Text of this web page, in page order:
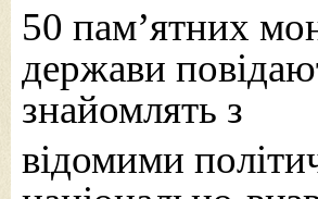
50 пам’ятних
держави
знайомлять з
відомими